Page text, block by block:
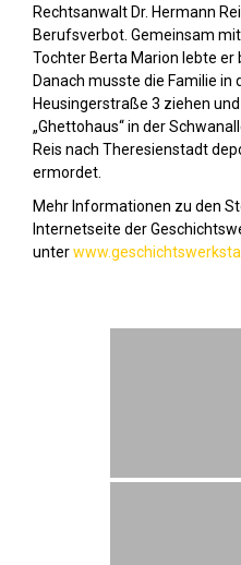
Rechtsanwalt Dr. Hermann
Berufsverbot. Gemeinsam
Tochter Berta Marion lebte er
Danach musste die Familie in
Heusingerstraße 3 ziehen
„Ghettohaus“ in der
Reis nach Theresienstadt
ermordet.
Mehr Informationen zu den
Internetseite der
unter